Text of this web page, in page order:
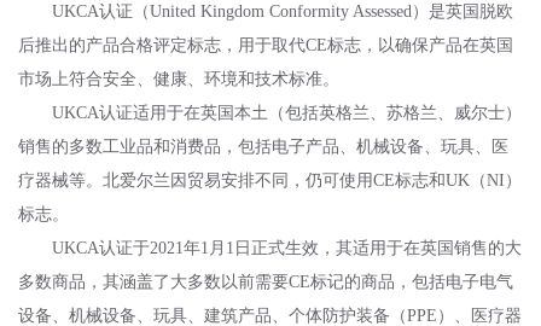
UKCA认证（United Kingdom Conformity Assessed）是英国脱欧
后推出的产品合格评定标志，用于取代CE标志，以确保产品在英国
市场上符合安全、健康、环境和技术标准。
UKCA认证适用于在英国本土（包括英格兰、苏格兰、威尔士）
销售的多数工业品和消费品，包括电子产品、机械设备、玩具、医
疗器械等。北爱尔兰因贸易安排不同，仍可使用CE标志和UK（NI）
标志。
UKCA认证于2021年1月1日正式生效，其适用于在英国销售的大
多数商品，其涵盖了大多数以前需要CE标记的商品，包括电子电气
设备、机械设备、玩具、建筑产品、个体防护装备（PPE）、医疗器